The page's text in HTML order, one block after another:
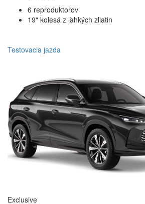
6 reproduktorov
19" kolesá z ľahkých zliatin
Testovacia jazda
Exclusive